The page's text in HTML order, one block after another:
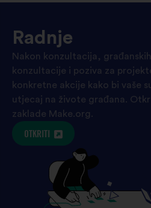
Radnje
Nakon konzultacija,
konzultacije i poziva za
konkretne akcije kako bi vaše
utjecaj na živote građana.
zaklade Make.org.
OTKRITI